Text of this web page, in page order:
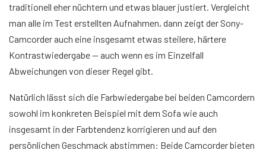
traditionell eher nüchtern und etwas blauer justiert. Vergleicht
man alle im Test erstellten Aufnahmen, dann zeigt der Sony-
Camcorder auch eine insgesamt etwas steilere, härtere
Kontrastwiedergabe — auch wenn es im Einzelfall
Abweichungen von dieser Regel gibt.
Natürlich lässt sich die Farbwiedergabe bei beiden Camcordern
sowohl im konkreten Beispiel mit dem Sofa wie auch
insgesamt in der Farbtendenz korrigieren und auf den
persönlichen Geschmack abstimmen: Beide Camcorder bieten